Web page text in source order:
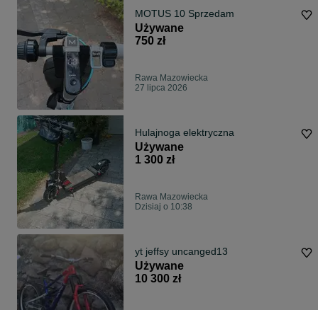
MOTUS 10 Sprzedam
Używane
750 zł
Rawa Mazowiecka
27 lipca 2026
Hulajnoga elektryczna
Używane
1 300 zł
Rawa Mazowiecka
Dzisiaj o 10:38
yt jeffsy uncanged13
Używane
10 300 zł